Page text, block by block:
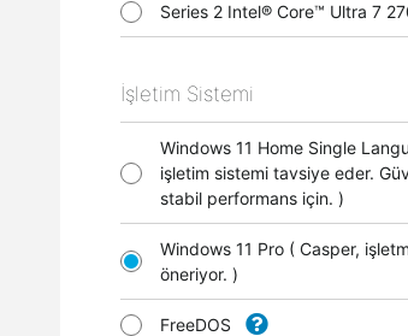
Series 2 Intel® Core™ Ultra 7
İşletim Sistemi
Windows 11 Home Single
işletim sistemi tavsiye eder.
stabil performans için. )
Windows 11 Pro ( Casper,
öneriyor. )
FreeDOS